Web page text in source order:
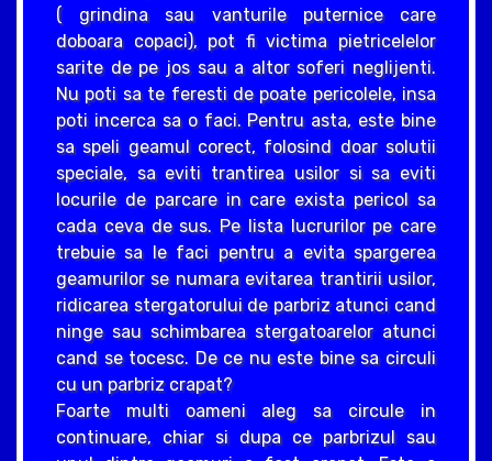
( grindina sau vanturile puternice care
doboara copaci), pot fi victima pietricelelor
sarite de pe jos sau a altor soferi neglijenti.
Nu poti sa te feresti de poate pericolele, insa
poti incerca sa o faci. Pentru asta, este bine
sa speli geamul corect, folosind doar solutii
speciale, sa eviti trantirea usilor si sa eviti
locurile de parcare in care exista pericol sa
cada ceva de sus. Pe lista lucrurilor pe care
trebuie sa le faci pentru a evita spargerea
geamurilor se numara evitarea trantirii usilor,
ridicarea stergatorului de parbriz atunci cand
ninge sau schimbarea stergatoarelor atunci
cand se tocesc. De ce nu este bine sa circuli
cu un parbriz crapat?
Foarte multi oameni aleg sa circule in
continuare, chiar si dupa ce parbrizul sau